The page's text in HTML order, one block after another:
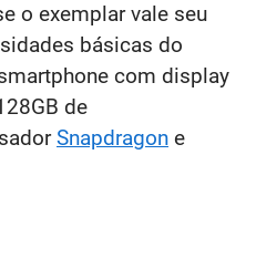
o exemplar vale seu
básicas do
com display
de
Snapdragon e